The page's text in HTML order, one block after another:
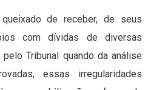
de receber, de seus
com dívidas de diversas
Tribunal quando da análise
essas irregularidades